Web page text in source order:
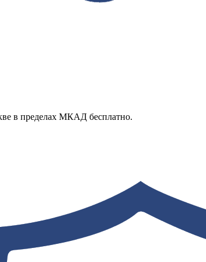
в пределах МКАД бесплатно.